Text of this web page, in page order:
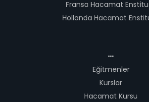
Fransa Hacamat
Hollanda Hacamat
...
Eğitmenler
Kurslar
Hacamat Kursu